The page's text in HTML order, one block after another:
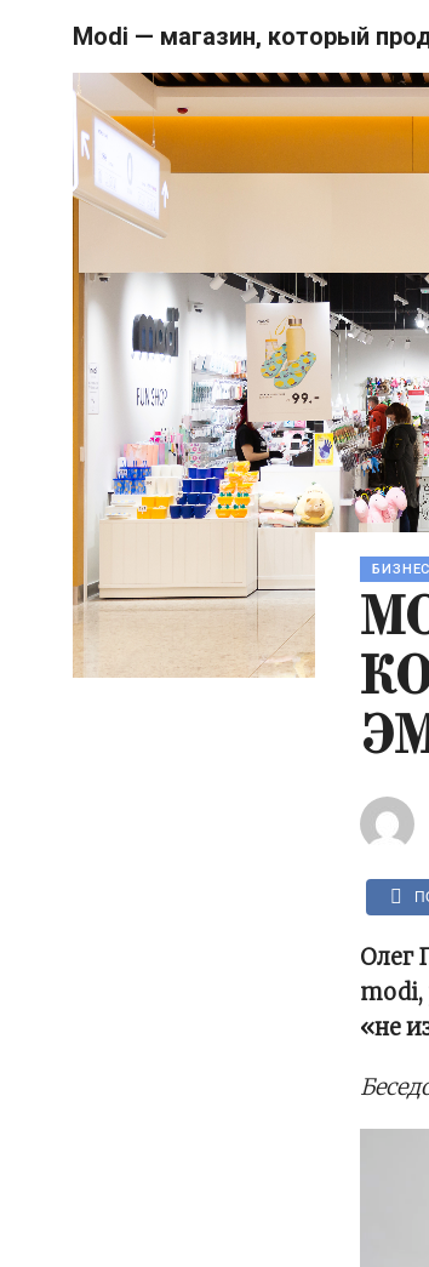
Modi — магазин, который
БИЗНЕС
Олег
modi,
«не